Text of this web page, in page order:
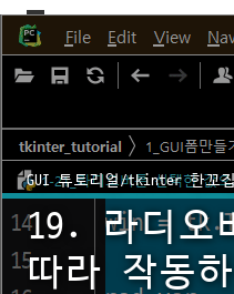
GUI 튜토리얼/tkinter 한꼬
19. 라디오
따라 작동